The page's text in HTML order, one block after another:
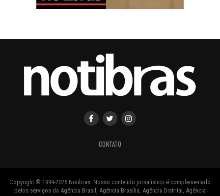
CONTATO
Copyright ® 1999-2026 Notibras. Nosso conteúdo jornalístico é complementado
pelos serviços da Agência Brasil, Agência Brasília, Agência Distrital, Agência